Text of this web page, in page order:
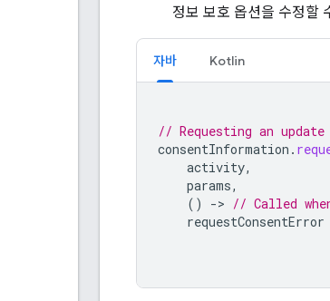
정보 보호 옵션을 수정할
자바 Kotlin
// Requesting an
consentInformation .
activity,
params,
()
-> // Called
requestConsentError